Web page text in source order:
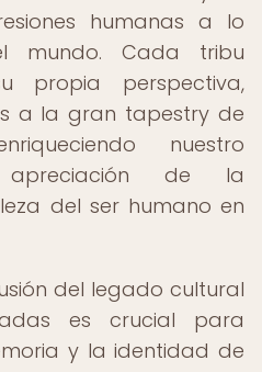
humanas a lo
mundo. Cada tribu
propia perspectiva,
a la gran tapestry de
nuestro
apreciación de la
del ser humano en
del legado cultural
es crucial para
y la identidad de